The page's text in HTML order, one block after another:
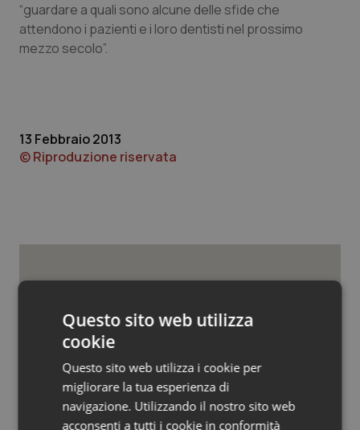
Umbria
Oftalmologia
Oncologia & Nutrizione
Quotidiano Cardiologia
Quotidiano Chirurgia
Quotidiano Oncologia
Quotidiano Pediatria
Rene & patologie urogenitali
“guardare a quali sono alcune delle sfide che
attendono i pazienti e i loro dentisti nel prossimo
mezzo secolo”.
13 Febbraio 2013
© Riproduzione riservata
Cronache
Caldo, mini tregua solo al Nord. Anche
domenica 9 agosto 19 città da bollino
rosso
Questo sito web utilizza
cookie
Questo sito web utilizza i cookie per
migliorare la tua esperienza di
navigazione. Utilizzando il nostro sito web
acconsenti a tutti i cookie in conformità